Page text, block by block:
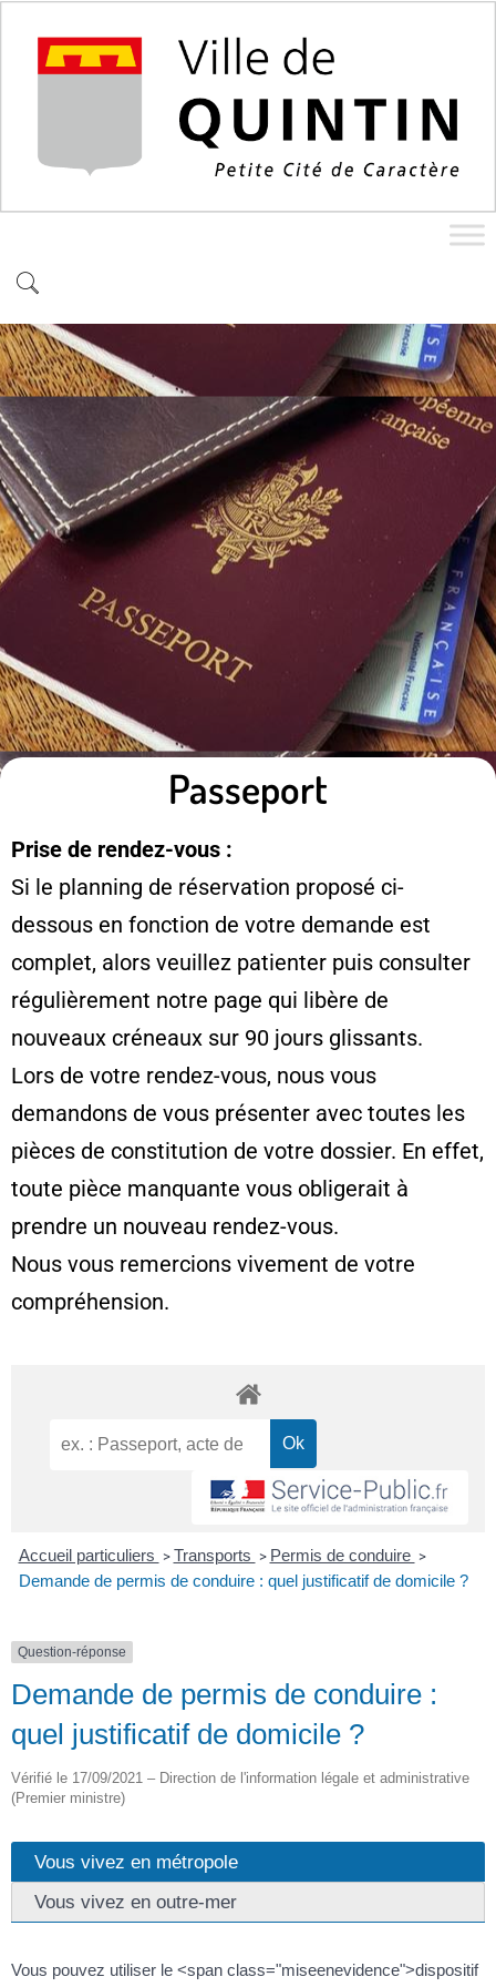
Passeport
Prise de rendez-vous :
Si le planning de réservation proposé ci-
dessous en fonction de votre demande est
complet, alors veuillez patienter puis consulter
régulièrement notre page qui libère de
nouveaux créneaux sur 90 jours glissants.
Lors de votre rendez-vous, nous vous
demandons de vous présenter avec toutes les
pièces de constitution de votre dossier. En effet,
toute pièce manquante vous obligerait à
prendre un nouveau rendez-vous.
Nous vous remercions vivement de votre
compréhension.
Accueil particuliers > Transports > Permis de conduire >
Demande de permis de conduire : quel justificatif de domicile ?
Question-réponse
Demande de permis de conduire :
quel justificatif de domicile ?
Vérifié le 17/09/2021 – Direction de l'information légale et administrative
(Premier ministre)
Vous vivez en métropole
Vous vivez en outre-mer
Vous pouvez utiliser le <span class="miseenevidence">dispositif